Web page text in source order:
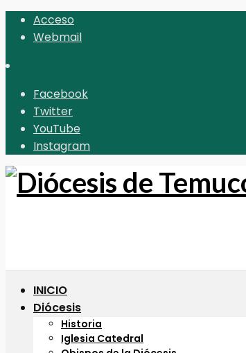
Acceso
Webmail
Facebook
Twitter
YouTube
Instagram
INICIO
Diócesis
Historia
Iglesia Catedral